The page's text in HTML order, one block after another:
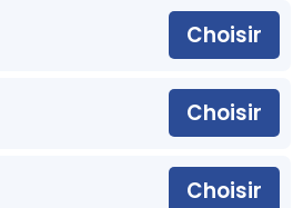
Choisir
Choisir
Choisir